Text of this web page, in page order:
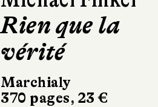
Rien que la
vérité
Marchialy
370 pages, 23 €